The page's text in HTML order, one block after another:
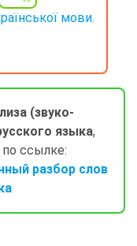
мови.
(звуко-
языка,
ссылке:
разбор слов